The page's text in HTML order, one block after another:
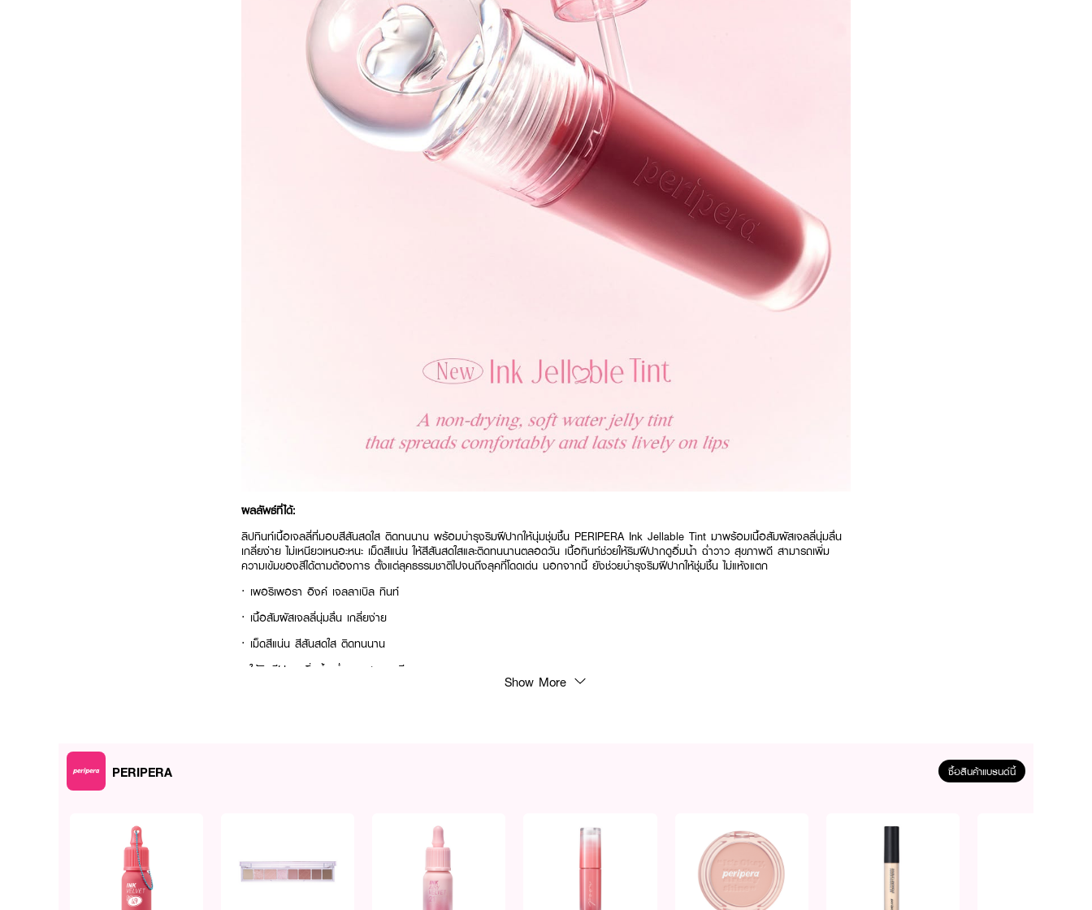
ผลลัพธ์ที่ได้:
ลิปทินท์เนื้อเจลลี่ที่มอบสีสันสดใส ติดทนนาน พร้อมบำรุงริมฝีปากให้นุ่มชุ่มชื้น PERIPERA Ink Jellable Tint มาพร้อมเนื้อสัมผัสเจลลี่นุ่มลื่น
เกลี่ยง่าย ไม่เหนียวเหนอะหนะ เม็ดสีแน่น ให้สีสันสดใสและติดทนนานตลอดวัน เนื้อทินท์ช่วยให้ริมฝีปากดูอิ่มน้ำ ฉ่ำวาว สุขภาพดี สามารถเพิ่ม
ความเข้มของสีได้ตามต้องการ ตั้งแต่ลุคธรรมชาติไปจนถึงลุคที่โดดเด่น นอกจากนี้ ยังช่วยบำรุงริมฝีปากให้ชุ่มชื้น ไม่แห้งแตก​
· เพอริเพอรา อิงค์ เจลลาเบิล ทินท์​
· เนื้อสัมผัสเจลลี่นุ่มลื่น เกลี่ยง่าย​
· เม็ดสีแน่น สีสันสดใส ติดทนนาน​
· ให้ริมฝีปากดูอิ่มน้ำ ฉ่ำวาว สุขภาพดี​
Show More
PERIPERA ซื้อสินค้าแบรนด์นี้